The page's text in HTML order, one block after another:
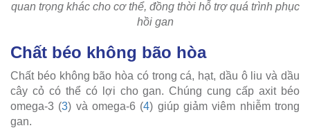
quan trọng khác cho cơ thể, đồng thời hỗ trợ quá trình phục
hồi gan
Chất béo không bão hòa
Chất béo không bão hòa có trong cá, hạt, dầu ô liu và dầu
cây cỏ có thể có lợi cho gan. Chúng cung cấp axit béo
omega-3 (3) và omega-6 (4) giúp giảm viêm nhiễm trong
gan.